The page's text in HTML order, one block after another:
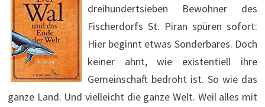
dreihundertsieben Bewohner des
Fischerdorfs St. Piran spüren sofort:
Hier beginnt etwas Sonderbares. Doch
keiner ahnt, wie existentiell ihre
Gemeinschaft bedroht ist. So wie das
ganze Land. Und vielleicht die ganze Welt. Weil alles mit